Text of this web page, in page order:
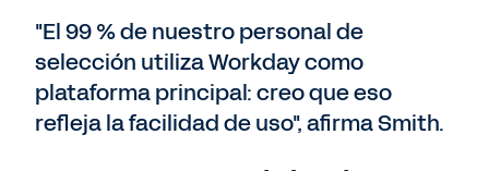
"El 99 % de nuestro personal de
selección utiliza Workday como
plataforma principal: creo que eso
refleja la facilidad de uso", afirma Smith.